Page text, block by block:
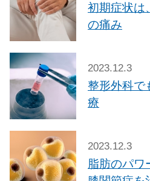
初期症状は
の痛み
2023.12.3
整形外科で
療
2023.12.3
脂肪のパワ